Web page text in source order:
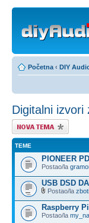
Početna ‹ DIY
Digitalni izvori
Započni novu temu
TEME
PIONEER
Postao/la
USB DSD
Postao/la
Raspberry
Postao/la